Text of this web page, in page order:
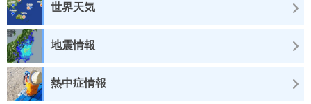
世界天気
地震情報
熱中症情報